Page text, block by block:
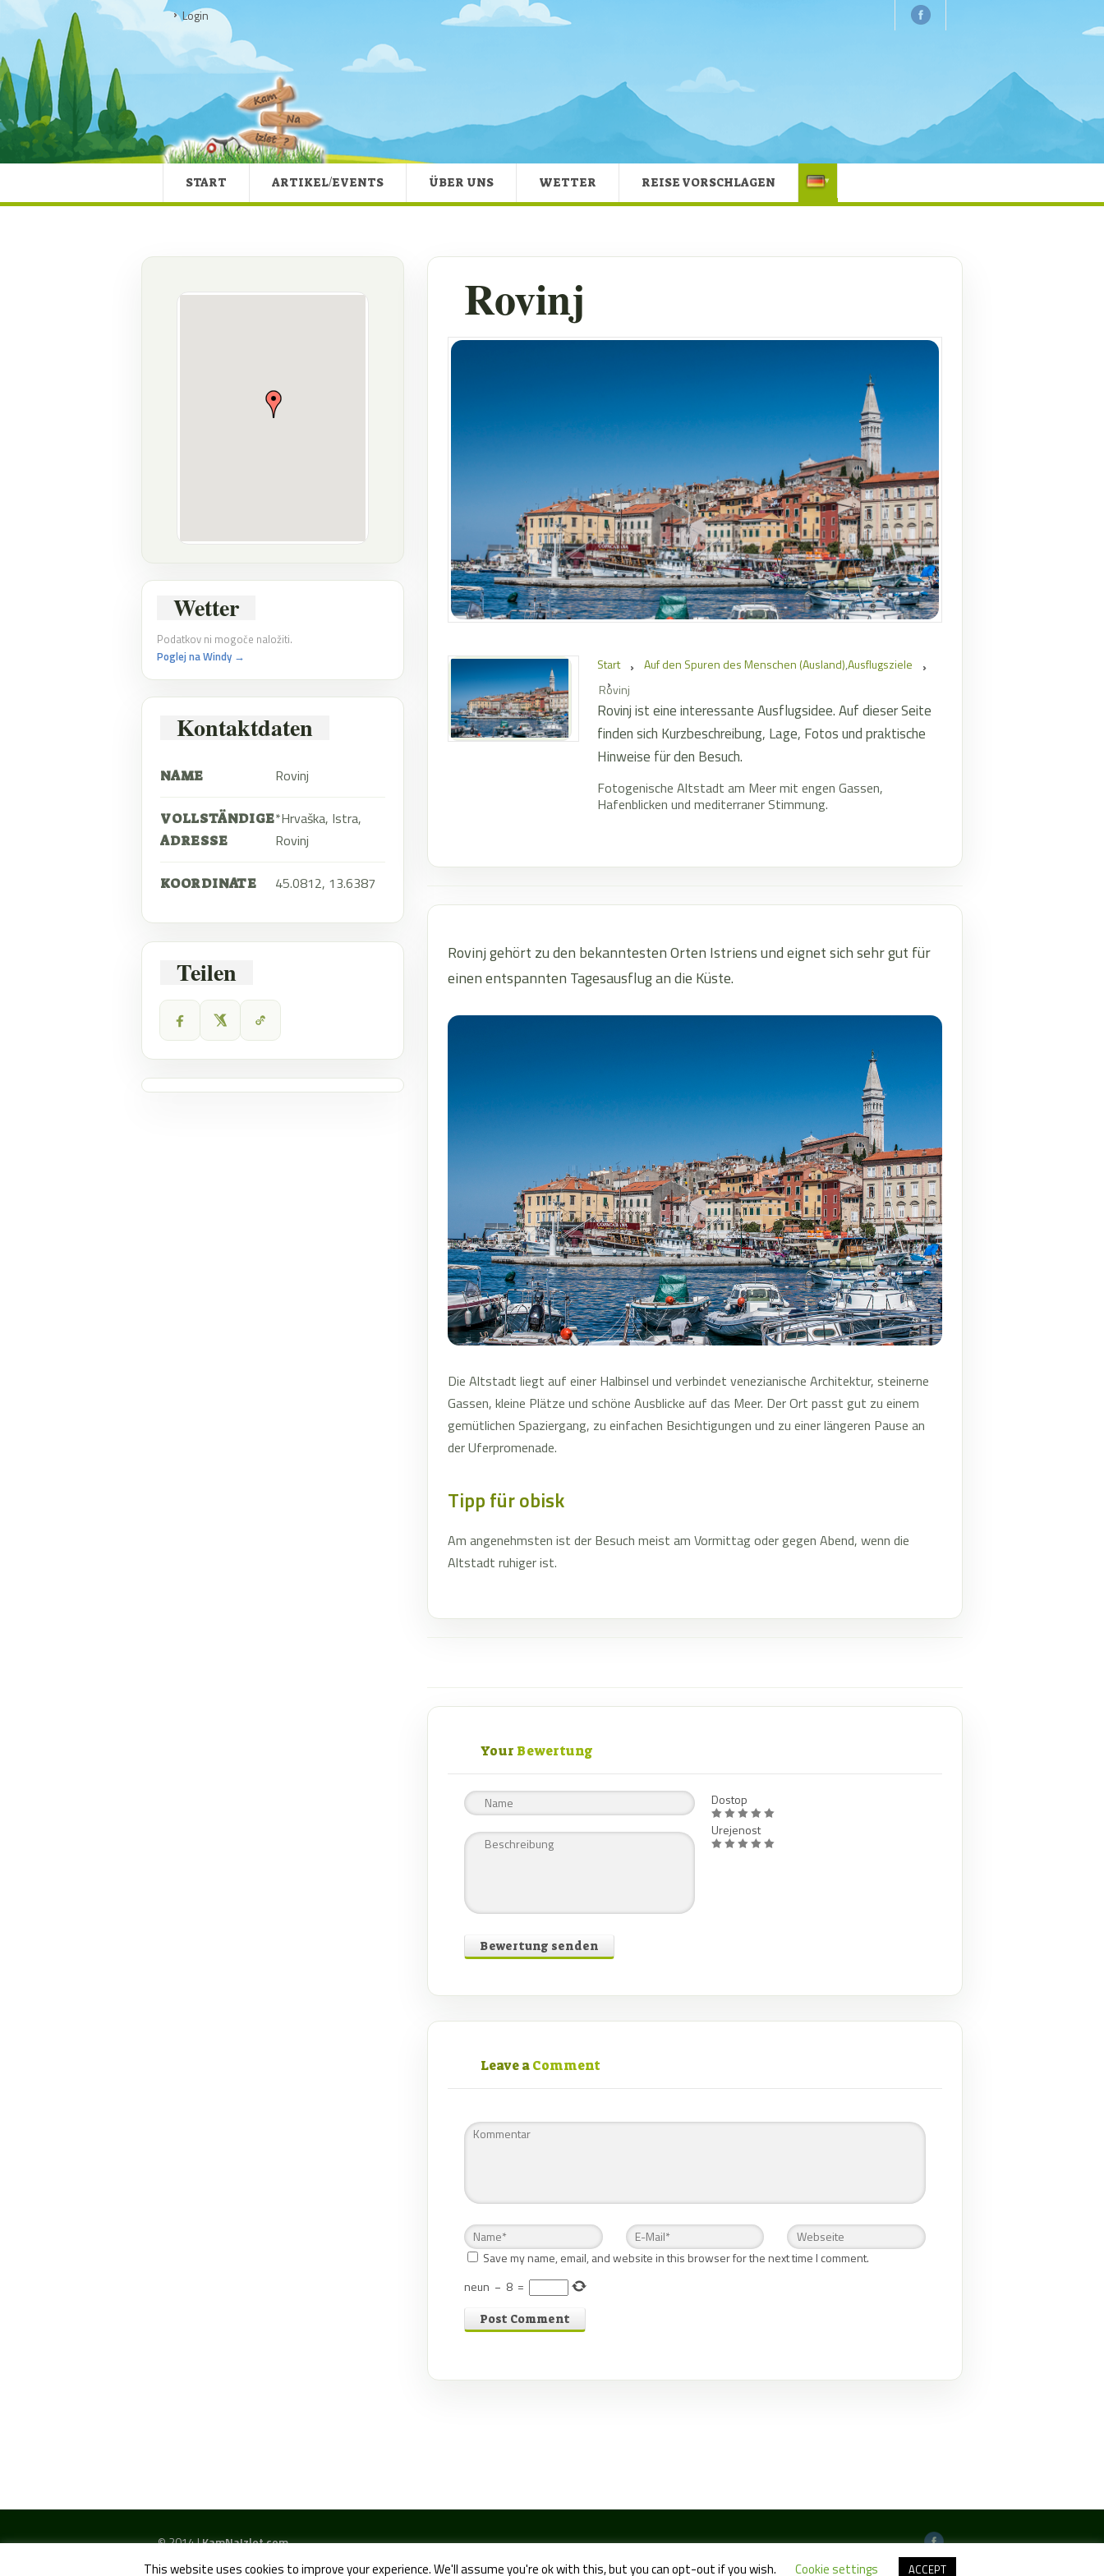
Login
START ARTIKEL/EVENTS ÜBER UNS WETTER REISE VORSCHLAGEN ▾
Wetter
Podatkov ni mogoče naložiti.
Poglej na Windy →
Kontaktdaten
NAME Rovinj
VOLLSTÄNDIGE
ADRESSE
*Hrvaška, Istra,
Rovinj
KOORDINATE 45.0812, 13.6387
Teilen
Rovinj
Start Auf den Spuren des Menschen (Ausland),Ausflugsziele
Rovinj
Rovinj ist eine interessante Ausflugsidee. Auf dieser Seite
finden sich Kurzbeschreibung, Lage, Fotos und praktische
Hinweise für den Besuch.
Fotogenische Altstadt am Meer mit engen Gassen,
Hafenblicken und mediterraner Stimmung.
Rovinj gehört zu den bekanntesten Orten Istriens und eignet sich sehr gut für
einen entspannten Tagesausflug an die Küste.
Die Altstadt liegt auf einer Halbinsel und verbindet venezianische Architektur, steinerne
Gassen, kleine Plätze und schöne Ausblicke auf das Meer. Der Ort passt gut zu einem
gemütlichen Spaziergang, zu einfachen Besichtigungen und zu einer längeren Pause an
der Uferpromenade.
Tipp für obisk
Am angenehmsten ist der Besuch meist am Vormittag oder gegen Abend, wenn die
Altstadt ruhiger ist.
Your Bewertung
Bewertung senden
Dostop
Urejenost
Leave aComment
Save my name, email, and website in this browser for the next time I comment.
neun − 8 =
© 2014 |KamNaIzlet.com.
This website uses cookies to improve your experience. We'll assume you're ok with this, but you can opt-out if you wish. Cookie settings ACCEPT